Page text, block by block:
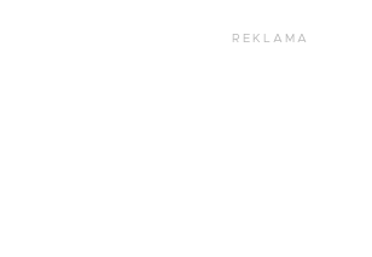
REKLAMA